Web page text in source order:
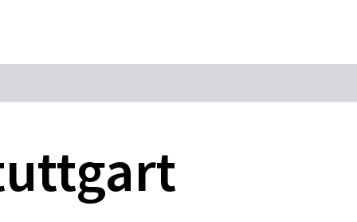
Suchbegriff
Das könnte Sie interessieren
Stadtführungen